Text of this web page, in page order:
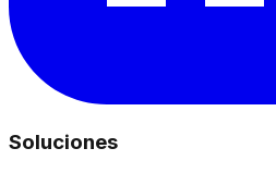
Soluciones